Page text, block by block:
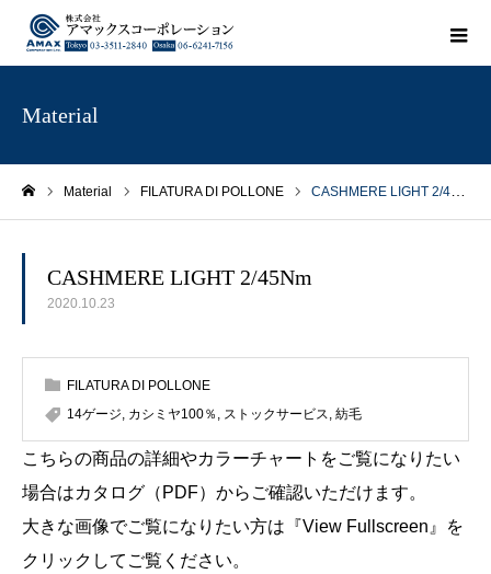
Material
Material FILATURA DI POLLONE CASHMERE LIGHT 2/45Nm
CASHMERE LIGHT 2/45Nm
2020.10.23
FILATURA DI POLLONE
14ゲージ, カシミヤ100％ , ストックサービス, 紡毛
こちらの商品の詳細やカラーチャートをご覧になりたい
場合はカタログ（PDF）からご確認いただけます。
大きな画像でご覧になりたい方は『View Fullscreen』を
クリックしてご覧ください。